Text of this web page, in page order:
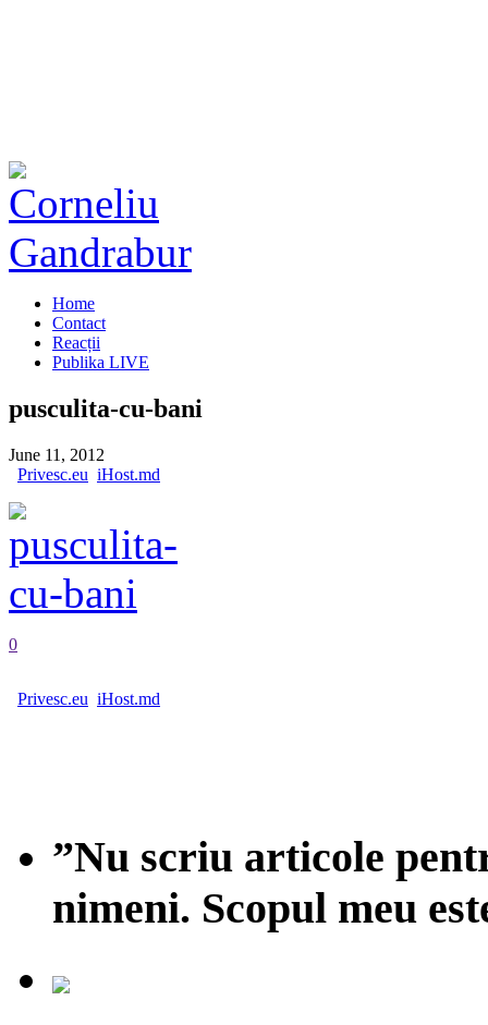
Home
Contact
Reacții
Publika LIVE
pusculita-cu-bani
June 11, 2012
Privesc.eu iHost.md
0
Privesc.eu iHost.md
”Nu scriu articole
nimeni. Scopul meu